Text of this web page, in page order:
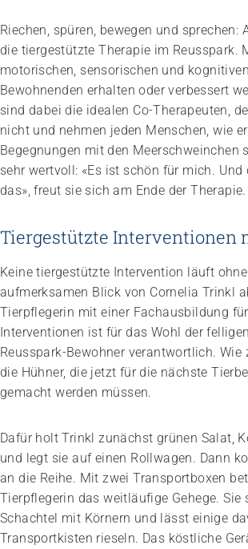
Impuls
Umgang mit verhaltensbezogenen
psychologischen Symptomen bei
Demenz
20.08.2026 online
Riechen, spüren, bewegen und sprechen:
die tiergestützte Therapie im Reusspark.
motorischen, sensorischen und
Bewohnenden erhalten oder verbessert
sind dabei die idealen Co-Therapeuten,
nicht und nehmen jeden Menschen, wie
Begegnungen mit den Meerschweinchen
sehr wertvoll: «Es ist schön für mich. Und
das», freut sie sich am Ende der Therapie.
Tiergestützte Interventionen
Keine tiergestützte Intervention läuft
aufmerksamen Blick von Cornelia Trinkl
Tierpflegerin mit einer Fachausbildung
Interventionen ist für das Wohl der
Reusspark-Bewohner verantwortlich. Wie
die Hühner, die jetzt für die nächste
gemacht werden müssen.
Dafür holt Trinkl zunächst grünen Salat,
und legt sie auf einen Rollwagen. Dann
an die Reihe. Mit zwei Transportboxen
Tierpflegerin das weitläufige Gehege. Sie
Schachtel mit Körnern und lässt einige
Transportkisten rieseln. Das köstliche